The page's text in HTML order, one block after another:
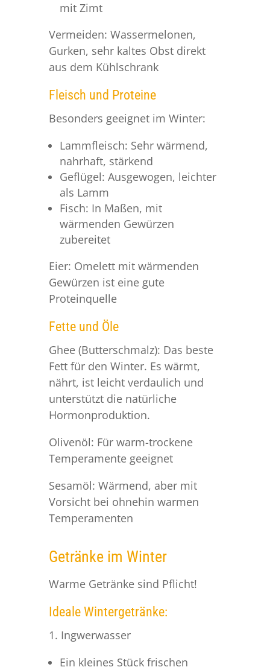
mit Zimt
Vermeiden: Wassermelonen,
Gurken, sehr kaltes Obst direkt
aus dem Kühlschrank
Fleisch und Proteine
Besonders geeignet im Winter:
Lammfleisch: Sehr wärmend,
nahrhaft, stärkend
Geflügel: Ausgewogen, leichter
als Lamm
Fisch: In Maßen, mit
wärmenden Gewürzen
zubereitet
Eier: Omelett mit wärmenden
Gewürzen ist eine gute
Proteinquelle
Fette und Öle
Ghee (Butterschmalz): Das beste
Fett für den Winter. Es wärmt,
nährt, ist leicht verdaulich und
unterstützt die natürliche
Hormonproduktion.
Olivenöl: Für warm-trockene
Temperamente geeignet
Sesamöl: Wärmend, aber mit
Vorsicht bei ohnehin warmen
Temperamenten
Getränke im Winter
Warme Getränke sind Pflicht!
Ideale Wintergetränke:
1. Ingwerwasser
Ein kleines Stück frischen